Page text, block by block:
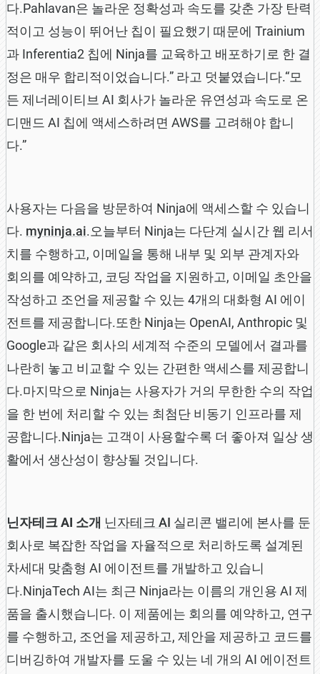
다.Pahlavan은 놀라운 정확성과 속도를 갖춘 가장 탄력
적이고 성능이 뛰어난 칩이 필요했기 때문에 Trainium
과 Inferentia2 칩에 Ninja를 교육하고 배포하기로 한 결
정은 매우 합리적이었습니다.” 라고 덧붙였습니다.“모
든 제너레이티브 AI 회사가 놀라운 유연성과 속도로 온
디맨드 AI 칩에 액세스하려면 AWS를 고려해야 합니
다.”
사용자는 다음을 방문하여 Ninja에 액세스할 수 있습니
다. myninja.ai.오늘부터 Ninja는 다단계 실시간 웹 리서
치를 수행하고, 이메일을 통해 내부 및 외부 관계자와
회의를 예약하고, 코딩 작업을 지원하고, 이메일 초안을
작성하고 조언을 제공할 수 있는 4개의 대화형 AI 에이
전트를 제공합니다.또한 Ninja는 OpenAI, Anthropic 및
Google과 같은 회사의 세계적 수준의 모델에서 결과를
나란히 놓고 비교할 수 있는 간편한 액세스를 제공합니
다.마지막으로 Ninja는 사용자가 거의 무한한 수의 작업
을 한 번에 처리할 수 있는 최첨단 비동기 인프라를 제
공합니다.Ninja는 고객이 사용할수록 더 좋아져 일상 생
활에서 생산성이 향상될 것입니다.
닌자테크 AI 소개 닌자테크 AI 실리콘 밸리에 본사를 둔
회사로 복잡한 작업을 자율적으로 처리하도록 설계된
차세대 맞춤형 AI 에이전트를 개발하고 있습니
다.NinjaTech AI는 최근 Ninja라는 이름의 개인용 AI 제
품을 출시했습니다. 이 제품에는 회의를 예약하고, 연구
를 수행하고, 조언을 제공하고, 제안을 제공하고 코드를
디버깅하여 개발자를 도울 수 있는 네 개의 AI 에이전트